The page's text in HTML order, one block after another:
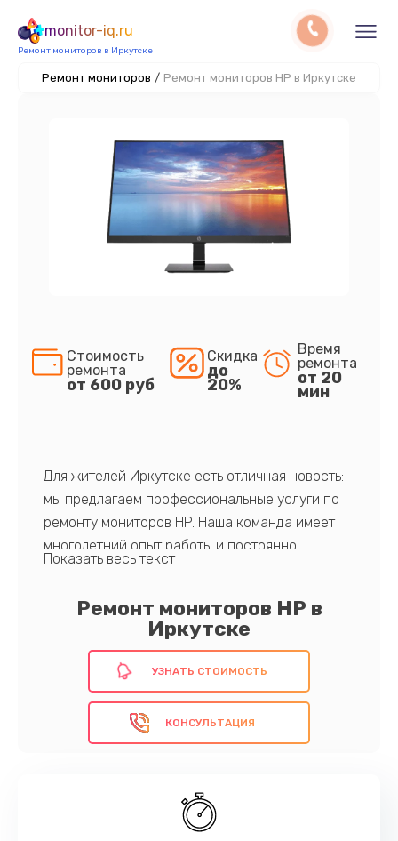
monitor-iq.ru
Ремонт мониторов в Иркутске
Ремонт мониторов / Ремонт мониторов HP в Иркутске
Ремонт мониторов HP в
Иркутске
Стоимость
ремонта
от 600 руб
Скидка
до
20%
Время
ремонта
от 20
мин
Для жителей Иркутске есть отличная новость:
мы предлагаем профессиональные услуги по
ремонту мониторов HP. Наша команда имеет
многолетний опыт работы и постоянно
совершенствует свои навыки. Все ремонтные
оригинальных комплектующих и передового
оборудования. Ваш монитор будет работать
Обратитесь к нам уже сегодня!
УЗНАТЬ СТОИМОСТЬ
КОНСУЛЬТАЦИЯ